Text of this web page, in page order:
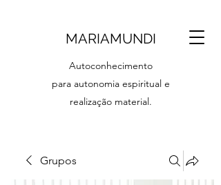
MARIAMUNDI
Autoconhecimento
para autonomia espiritual e
realização material.
Grupos